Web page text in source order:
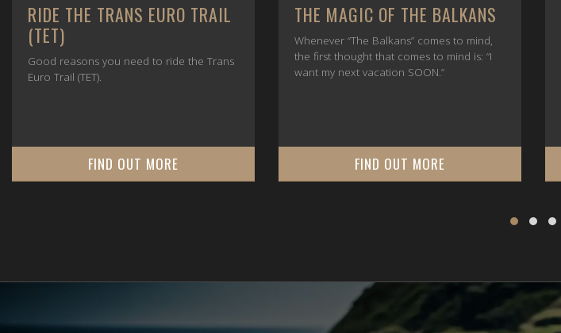
RIDE THE TRANS EURO TRAIL
(TET)
Good reasons you need to ride the Trans
Euro Trail (TET).
FIND OUT MORE
THE MAGIC OF THE BALKANS
Whenever “The Balkans” comes to mind,
the first thought that comes to mind is: “I
want my next vacation SOON.”
FIND OUT MORE